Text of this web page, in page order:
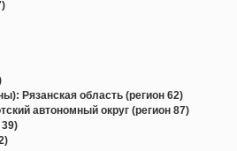
Рязанская область (регион 62)
автономный округ (регион 87)